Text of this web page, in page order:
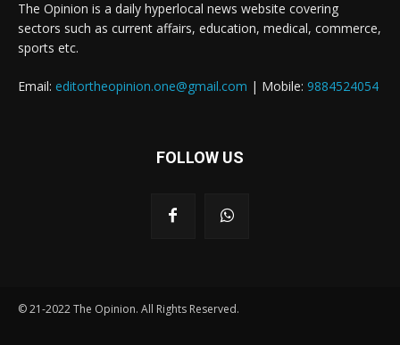
The Opinion is a daily hyperlocal news website covering
sectors such as current affairs, education, medical, commerce,
sports etc.
Email: editortheopinion.one@gmail.com | Mobile: 9884524054
FOLLOW US
© 21-2022 The Opinion. All Rights Reserved.